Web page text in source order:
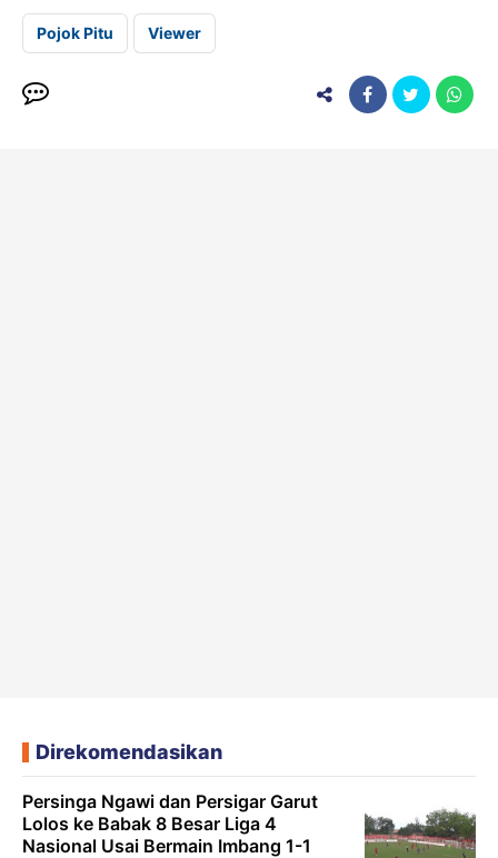
Pojok Pitu Viewer
Direkomendasikan
Persinga Ngawi dan Persigar Garut
Lolos ke Babak 8 Besar Liga 4
Nasional Usai Bermain Imbang 1-1